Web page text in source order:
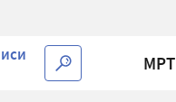
МРТ